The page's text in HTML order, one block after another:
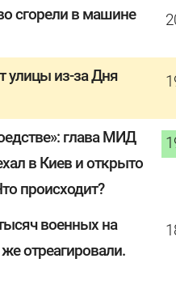
сгорели в машине
улицы из-за Дня
глава МИД
в Киев и открыто
происходит?
военных на
отреагировали.